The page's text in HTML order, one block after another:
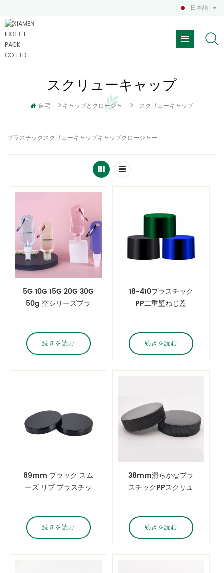
日本語
スクリューキャップ
自宅 >キャップとクロージャ > スクリューキャップ
プラスチックスクリューキャップキャップクロージャー
5G 10G 15G 20G 30G
50g 空シリーズプラ
続きを読む
18-410プラスチック
PP二重壁ねじ蓋
続きを読む
89mm ブラック スム
ーズ リブ プラスチッ
トル ボディ スクラブ
ジャー キャップ メイ
ション ジャー キャッ
続きを読む
38mm滑らかなプラ
スチックPPスクリュ
38-410プラスチック
スクリュー蓋
続きを読む